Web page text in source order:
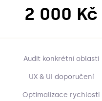
2 000 Kč
Audit konkrétní oblasti
UX & UI doporučení
Optimalizace rychlosti